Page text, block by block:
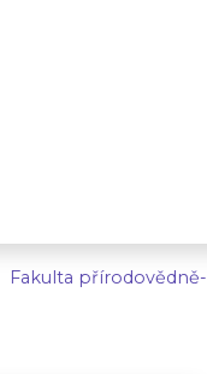
Fakulta